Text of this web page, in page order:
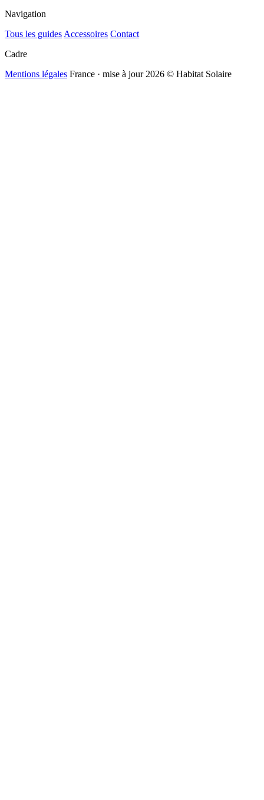
Navigation
Tous les guides Accessoires Contact
Cadre
Mentions légales France · mise à jour 2026 © Habitat Solaire